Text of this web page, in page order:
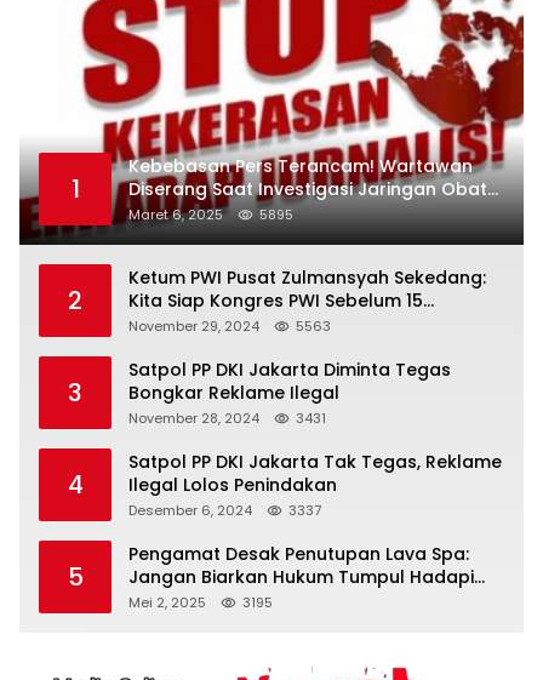
1
Kebebasan Pers Terancam! Wartawan
Diserang Saat Investigasi Jaringan Obat
Terlarang
Maret 6, 2025 5895
2
Ketum PWI Pusat Zulmansyah Sekedang:
Kita Siap Kongres PWI Sebelum 15
Desember 2024
November 29, 2024 5563
3
Satpol PP DKI Jakarta Diminta Tegas
Bongkar Reklame Ilegal
November 28, 2024 3431
4
Satpol PP DKI Jakarta Tak Tegas, Reklame
Ilegal Lolos Penindakan
Desember 6, 2024 3337
5
Pengamat Desak Penutupan Lava Spa:
Jangan Biarkan Hukum Tumpul Hadapi
‘Spa Berkedok
Mei 2, 2025 3195